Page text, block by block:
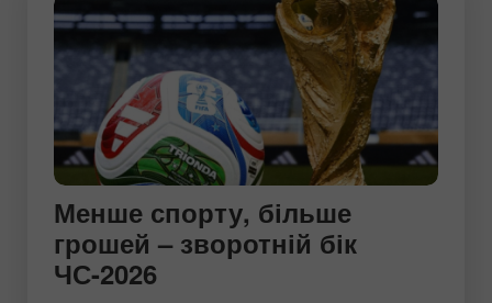
Менше спорту, більше
грошей – зворотній бік
ЧС-2026